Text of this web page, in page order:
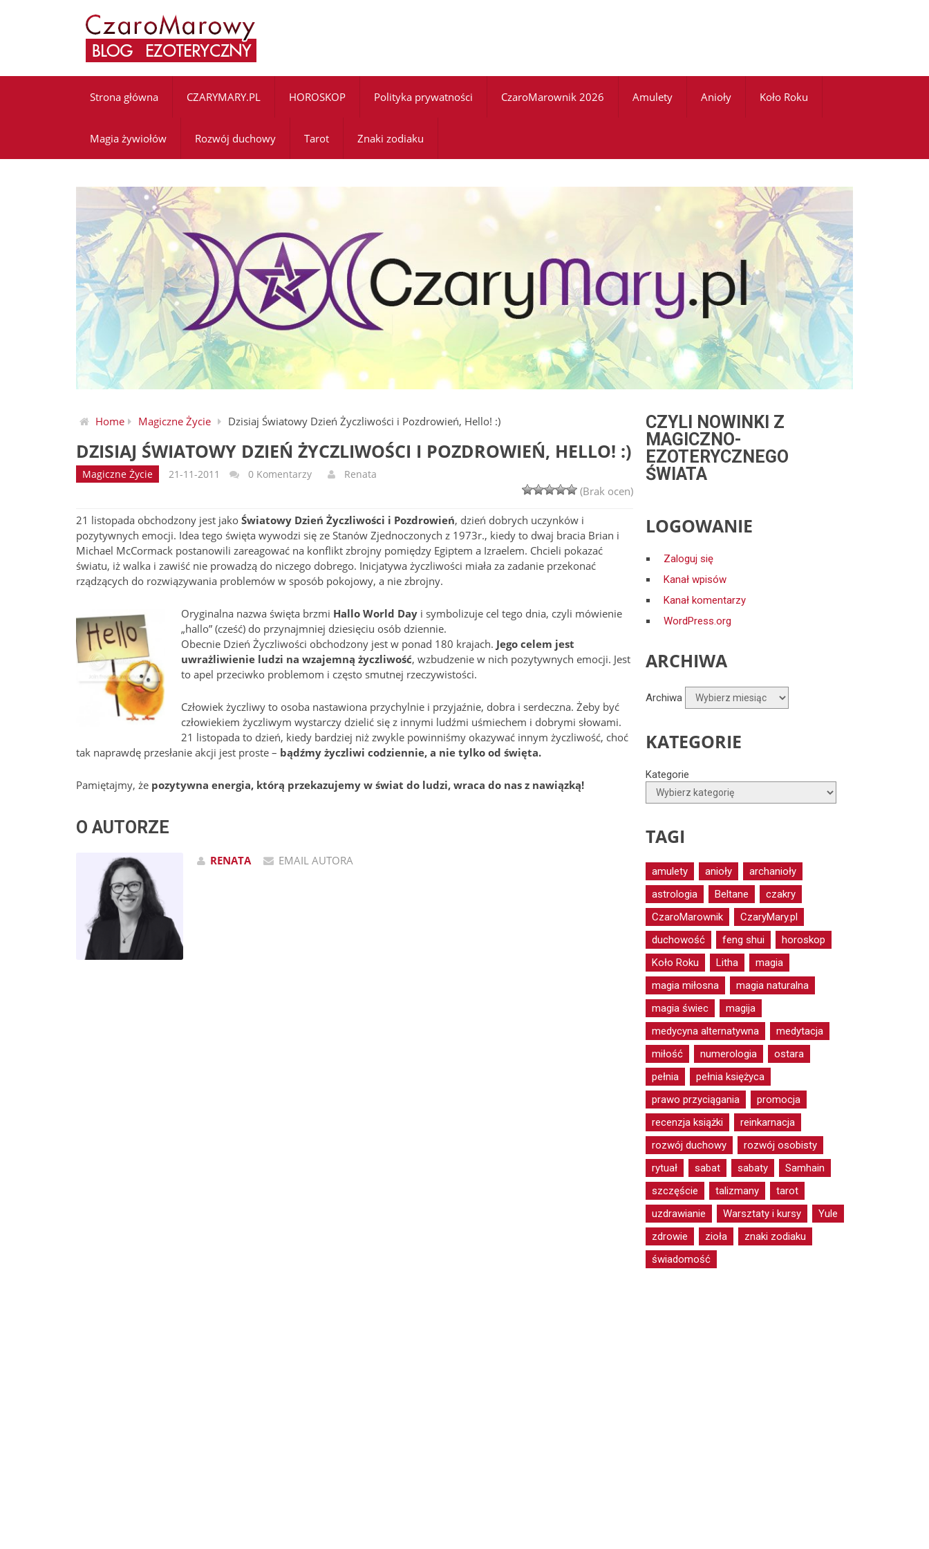
Strona główna CZARYMARY.PL HOROSKOP Polityka prywatności CzaroMarownik 2026 Amulety Anioły Koło Roku
Magia żywiołów Rozwój duchowy Tarot Znaki zodiaku
Home Magiczne Życie Dzisiaj Światowy Dzień Życzliwości i Pozdrowień, Hello! :)
DZISIAJ ŚWIATOWY DZIEŃ ŻYCZLIWOŚCI I POZDROWIEŃ, HELLO! :)
Magiczne Życie 21-11-2011 0 Komentarzy Renata
(Brak ocen)
21 listopada obchodzony jest jako Światowy Dzień Życzliwości i Pozdrowień, dzień dobrych uczynków i
pozytywnych emocji. Idea tego święta wywodzi się ze Stanów Zjednoczonych z 1973r., kiedy to dwaj bracia Brian i
Michael McCormack postanowili zareagować na konflikt zbrojny pomiędzy Egiptem a Izraelem. Chcieli pokazać
światu, iż walka i zawiść nie prowadzą do niczego dobrego. Inicjatywa życzliwości miała za zadanie przekonać
rządzących do rozwiązywania problemów w sposób pokojowy, a nie zbrojny.
Oryginalna nazwa święta brzmi Hallo World Dayi symbolizuje cel tego dnia, czyli mówienie
„hallo” (cześć) do przynajmniej dziesięciu osób dziennie.
Obecnie Dzień Życzliwości obchodzony jest w ponad 180 krajach. Jego celem jest
uwrażliwienie ludzi na wzajemną życzliwość, wzbudzenie w nich pozytywnych emocji. Jest
to apel przeciwko problemom i często smutnej rzeczywistości.
Człowiek życzliwy to osoba nastawiona przychylnie i przyjaźnie, dobra i serdeczna. Żeby być
człowiekiem życzliwym wystarczy dzielić się z innymi ludźmi uśmiechem i dobrymi słowami.
21 listopada to dzień, kiedy bardziej niż zwykle powinniśmy okazywać innym życzliwość, choć
tak naprawdę przesłanie akcji jest proste – bądźmy życzliwi codziennie, a nie tylko od święta.
Pamiętajmy, że pozytywna energia, którą przekazujemy w świat do ludzi, wraca do nas z nawiązką!
O AUTORZE
RENATA EMAIL AUTORA
CZYLI NOWINKI Z
MAGICZNO-
EZOTERYCZNEGO
ŚWIATA
LOGOWANIE
Zaloguj się
Kanał wpisów
Kanał komentarzy
WordPress.org
ARCHIWA
Archiwa
KATEGORIE
Kategorie
TAGI
amulety anioły
archanioły
astrologia
Beltane
czakry
CzaroMarownik
CzaryMary.pl
duchowość
feng shui
horoskop
Koło Roku
Litha
magia
magia miłosna
magia naturalna
magia świec
magija
medycyna alternatywna
medytacja
miłość
numerologia
ostara
pełnia
pełnia księżyca
prawo przyciągania
promocja
recenzja książki
reinkarnacja
rozwój duchowy
rozwój osobisty
rytuał
sabat sabaty
Samhain
szczęście
talizmany
tarot
uzdrawianie
Warsztaty i kursy
Yule
zdrowie
zioła
znaki zodiaku
świadomość